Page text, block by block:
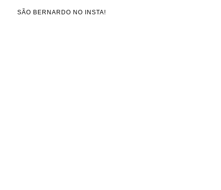
SÃO BERNARDO NO INSTA!